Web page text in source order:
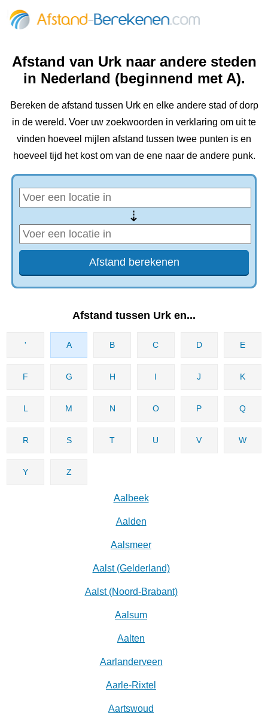
Afstand van Urk naar andere steden
in Nederland (beginnend met A).
Bereken de afstand tussen Urk en elke andere stad of dorp
in de wereld. Voer uw zoekwoorden in verklaring om uit te
vinden hoeveel mijlen afstand tussen twee punten is en
hoeveel tijd het kost om van de ene naar de andere punk.
⇢
Afstand tussen Urk en...
' A B C D E
F G H I J K
L M N O P Q
R S T U V W
Y Z
Aalbeek
Aalden
Aalsmeer
Aalst (Gelderland)
Aalst (Noord-Brabant)
Aalsum
Aalten
Aarlanderveen
Aarle-Rixtel
Aartswoud